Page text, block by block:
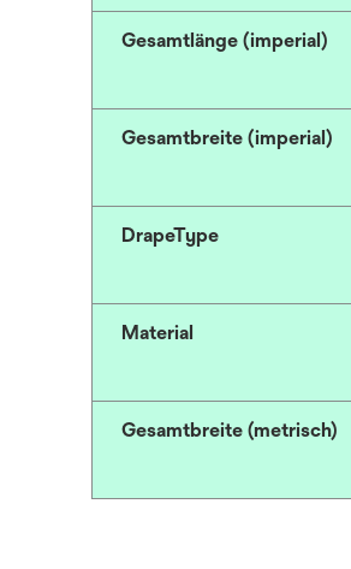
Gesamtlänge (imperial)
Gesamtbreite (imperial)
DrapeType
Material
Gesamtbreite (metrisch)